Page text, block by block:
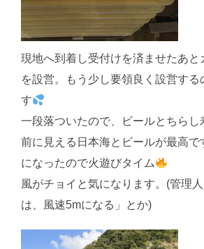
現地へ到着し受付けを済ませたあと
を設営。もう少し要領良く設営す
す
一段落ついたので、ビールとちらし
前に見える日本海とビールが最高で
になったので火遊びタイム
風がチョイと気になります。(管理
は、風速5mになる」とか)